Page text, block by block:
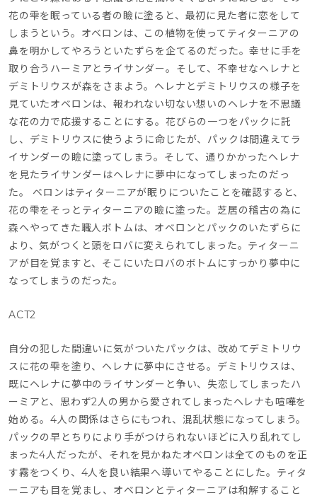
花の雫を眠っている者の瞼に塗ると、最初に見た者に恋をして
しまうという。オベロンは、この植物を使ってティターニアの
鼻を明かしてやろうといたずらを企てるのだった。幸せに手を
取り合うハーミアとライサンダー。そして、不幸せなヘレナと
デミトリウスが森をさまよう。ヘレナとデミトリウスの様子を
見ていたオベロンは、報われない切ない想いのヘレナを不思議
な花の力で応援することにする。花びらの一つをパックに託
し、デミトリウスに使うように命じたが、パックは間違えてラ
イサンダーの瞼に塗ってしまう。そして、通りかかったヘレナ
を見たライサンダーはヘレナに夢中になってしまったのだっ
た。 ベロンはティターニアが眠りについたことを確認すると、
花の雫をそっとティターニアの瞼に塗った。芝居の稽古の為に
森へやってきた職人ボトムは、オベロンとパックのいたずらに
より、気がつくと頭をロバに変えられてしまった。ティターニ
アが目を覚ますと、そこにいたロバのボトムにすっかり夢中に
なってしまうのだった。
ACT2
自分の犯した間違いに気がついたパックは、改めてデミトリウ
スに花の雫を塗り、ヘレナに夢中にさせる。デミトリウスは、
既にヘレナに夢中のライサンダーと争い、失恋してしまったハ
ーミアと、思わず2人の男から愛されてしまったヘレナも喧嘩を
始める。4人の関係はさらにもつれ、混乱状態になってしまう。
パックの早とちりにより手がつけられないほどに入り乱れてし
まった4人だったが、それを見かねたオベロンは全てのものを正
す霧をつくり、4人を良い結果へ導いてやることにした。ティタ
ーニアも目を覚まし、オベロンとティターニアは和解すること